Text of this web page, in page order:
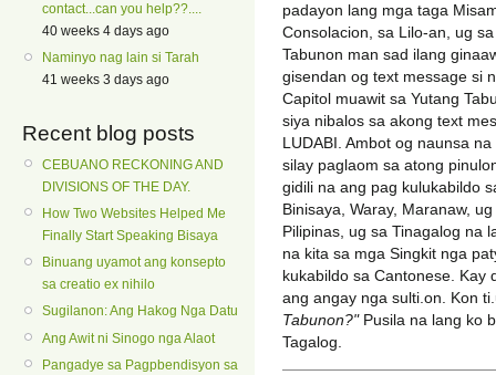
contact...can you help??....
40 weeks 4 days ago
Naminyo nag lain si Tarah
41 weeks 3 days ago
Recent blog posts
CEBUANO RECKONING AND
DIVISIONS OF THE DAY.
How Two Websites Helped Me
Finally Start Speaking Bisaya
Binuang uyamot ang konsepto
sa creatio ex nihilo
Sugilanon: Ang Hakog Nga Datu
Ang Awit ni Sinogo nga Alaot
Pangadye sa Pagpbendisyon sa
padayon lang mga taga
Consolacion, sa Lilo-an, ug
Tabunon man sad ilang
gisendan og text message si
Capitol muawit sa Yutang
siya nibalos sa akong text
LUDABI. Ambot og naunsa
silay paglaom sa atong
gidili na ang pag kulukabildo
Binisaya, Waray, Maranaw,
Pilipinas, ug sa Tinagalog na
na kita sa mga Singkit nga
kukabildo sa Cantonese. Kay
ang angay nga sulti.on. Kon
Tabunon?"Pusila na lang ko
Tagalog.